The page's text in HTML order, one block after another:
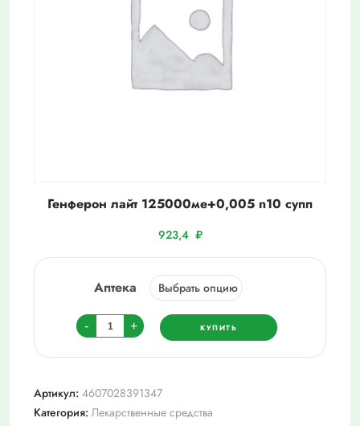
Генферон лайт 125000ме+0,005 n10 супп
923,4 ₽
Аптека
-
Количество
товара
Генферон
125000ме+0,005
n10
+ КУПИТЬ
Артикул: 4607028391347
Категория: Лекарственные средства